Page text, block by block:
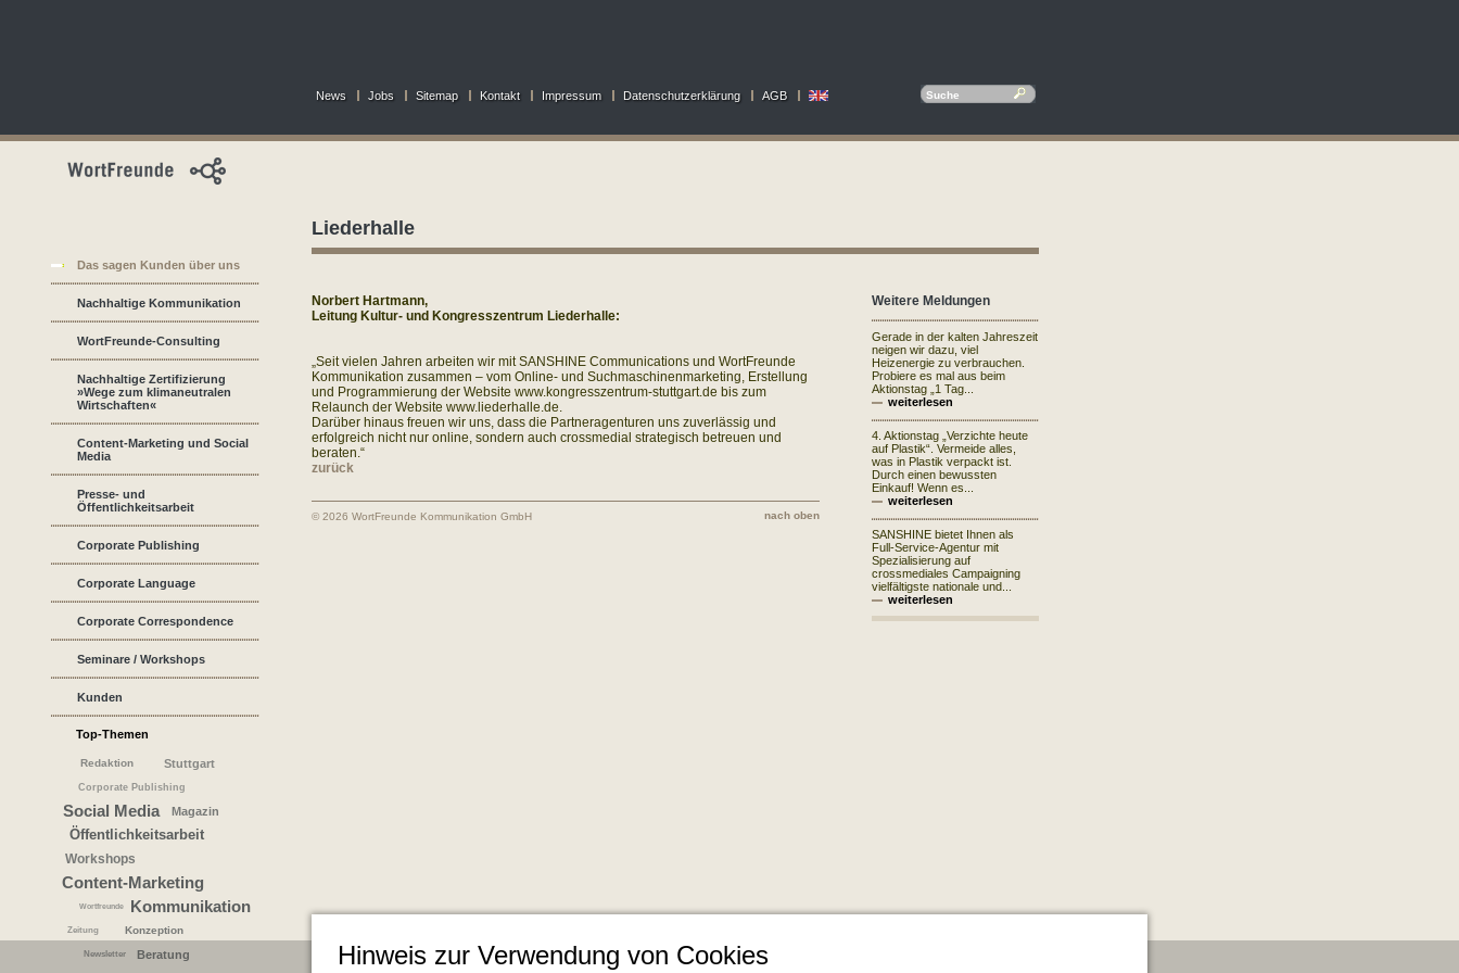
News Jobs Sitemap Kontakt Impressum Datenschutzerklärung AGB
Das sagen Kunden über uns
Nachhaltige Kommunikation
WortFreunde-Consulting
Nachhaltige Zertifizierung
»Wege zum klimaneutralen
Wirtschaften«
Content-Marketing und Social
Media
Presse- und
Öffentlichkeitsarbeit
Corporate Publishing
Corporate Language
Corporate Correspondence
Seminare / Workshops
Kunden
Top-Themen
Redaktion Stuttgart
Corporate Publishing
Social Media Magazin
Öffentlichkeitsarbeit
Workshops
Content-Marketing
Wortfreunde Kommunikation
Zeitung Konzeption
Newsletter Beratung
Liederhalle
Norbert Hartmann,
Leitung Kultur- und Kongresszentrum Liederhalle:
„Seit vielen Jahren arbeiten wir mit SANSHINE Communications und WortFreunde
Kommunikation zusammen – vom Online- und Suchmaschinenmarketing, Erstellung
und Programmierung der Website www.kongresszentrum-stuttgart.de bis zum
Relaunch der Website www.liederhalle.de.
Darüber hinaus freuen wir uns, dass die Partneragenturen uns zuverlässig und
erfolgreich nicht nur online, sondern auch crossmedial strategisch betreuen und
beraten.“
zurück
nach oben
© 2026 WortFreunde Kommunikation GmbH
Weitere Meldungen
Gerade in der kalten Jahreszeit
neigen wir dazu, viel
Heizenergie zu verbrauchen.
Probiere es mal aus beim
Aktionstag „1 Tag...
weiterlesen
4. Aktionstag „Verzichte heute
auf Plastik“. Vermeide alles,
was in Plastik verpackt ist.
Durch einen bewussten
Einkauf! Wenn es...
weiterlesen
SANSHINE bietet Ihnen als
Full-Service-Agentur mit
Spezialisierung auf
crossmediales Campaigning
vielfältigste nationale und...
weiterlesen
Hinweis zur Verwendung von Cookies